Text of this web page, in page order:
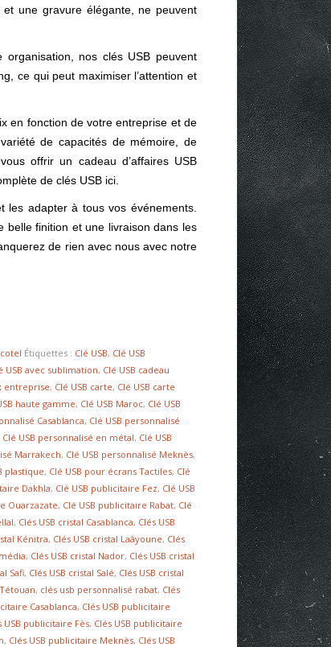
une gravure élégante, ne peuvent
nos clés USB peuvent
ce qui peut maximiser l’attention et
en fonction de votre entreprise et de
de capacités de mémoire, de
offrir un cadeau d’affaires USB
de clés USB ici.
les adapter à tous vos événements.
belle finition et une livraison dans les
de rien avec nous avec notre
Étiquettes : Clé USB, Clé USB
USB avec sublimation, Clé USB cadeau
entreprise, Clé USB carte, Clé USB carte
haute gamme, Clé USB Maroc, Clé USB
Casablanca, Clé USB personnalisé
Clé USB personnalisé en métal, Clé USB
Marrakech, Clé USB personnalisé Meknès,
plastique, Clé USB pour écrans Tactiles, Clé
Dakhla, Clé USB publicitaire Fez, Clé USB
Ouarzazate, Clé USB publicitaire Rabat, Clé
, Clés USB cristal Casablanca, Clés USB
Kénitra, Clés USB cristal Laâyoune, Clés
, Clés USB cristal Nador, Clés USB cristal
Safi, Clés USB cristal Salé, Clés USB cristal
, clés usb personnalisé rabat, Clés
Casablanca, Clés USB publicitaire
USB publicitaire Fès, Clés USB publicitaire
, Clés USB publicitaire Meknès, Clés USB